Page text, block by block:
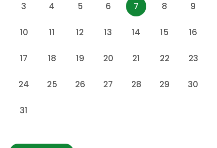
3 4 5 6 7 8 9
10 11 12 13 14 15 16
17 18 19 20 21 22 23
24 25 26 27 28 29 30
31